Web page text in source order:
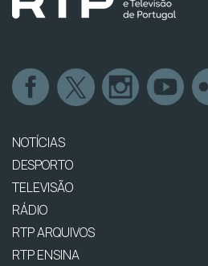
NOTÍCIAS
DESPORTO
TELEVISÃO
RÁDIO
RTP ARQUIVOS
RTP ENSINA